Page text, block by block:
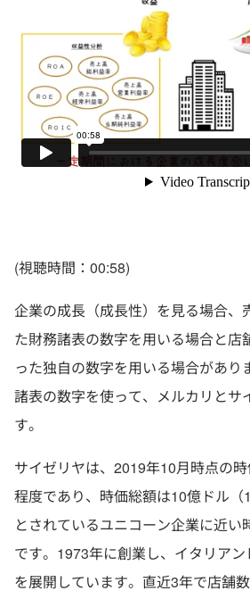
(視聴時間：00:58)
企業の成長（成長性）を見る場合、
た財務諸表の数字を用いる場合と店
った独自の数字を用いる場合があり
諸表の数字を使って、メルカリとサ
す。
サイゼリヤは、2019年10月時点の
程度であり、時価総額は10億ドル
とされているユニコーン企業に近い
です。1973年に創業し、イタリア
を展開しています。直近3年で店舗